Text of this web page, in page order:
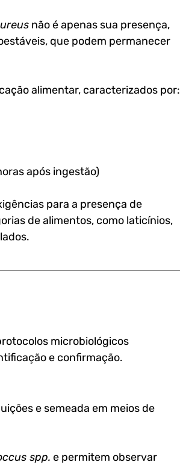
não é apenas sua presença,
, que podem permanecer
alimentar, caracterizados por:
após ingestão)
para a presença de
de alimentos, como laticínios,
microbiológicos
e confirmação.
e semeada em meios de
spp. e permitem observar